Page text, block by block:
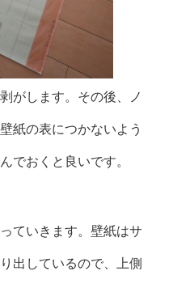
がします。その後、ノ
紙の表につかないよう
でおくと良いです。
ていきます。壁紙はサ
出しているので、上側